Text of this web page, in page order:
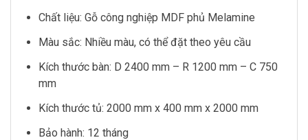
Chất liệu: Gỗ công nghiệp MDF phủ Melamine
Màu sắc: Nhiều màu, có thể đặt theo yêu cầu
Kích thước bàn: D 2400 mm – R 1200 mm – C 750
mm
Kích thước tủ: 2000 mm x 400 mm x 2000 mm
Bảo hành: 12 tháng